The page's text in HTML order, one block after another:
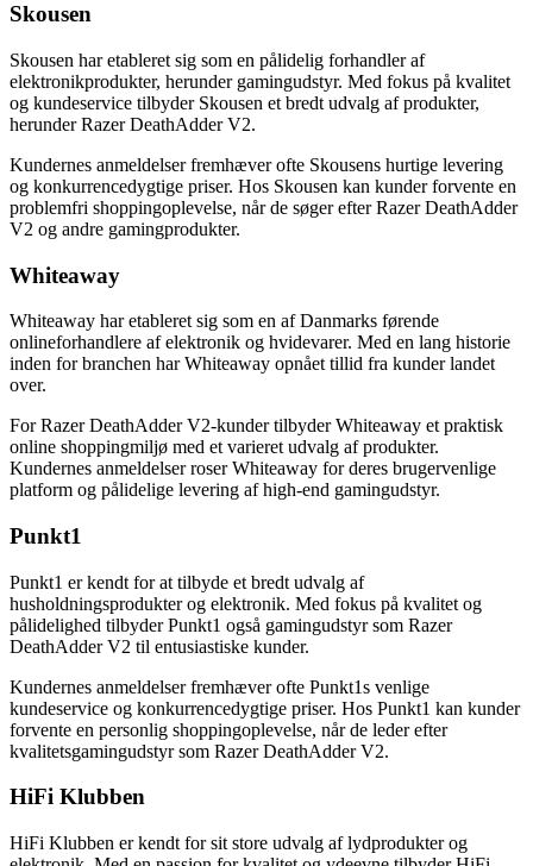
Skousen
Skousen har etableret sig som en pålidelig forhandler af
elektronikprodukter, herunder gamingudstyr. Med fokus på kvalitet
og kundeservice tilbyder Skousen et bredt udvalg af produkter,
herunder Razer DeathAdder V2.
Kundernes anmeldelser fremhæver ofte Skousens hurtige levering
og konkurrencedygtige priser. Hos Skousen kan kunder forvente en
problemfri shoppingoplevelse, når de søger efter Razer DeathAdder
V2 og andre gamingprodukter.
Whiteaway
Whiteaway har etableret sig som en af Danmarks førende
onlineforhandlere af elektronik og hvidevarer. Med en lang historie
inden for branchen har Whiteaway opnået tillid fra kunder landet
over.
For Razer DeathAdder V2-kunder tilbyder Whiteaway et praktisk
online shoppingmiljø med et varieret udvalg af produkter.
Kundernes anmeldelser roser Whiteaway for deres brugervenlige
platform og pålidelige levering af high-end gamingudstyr.
Punkt1
Punkt1 er kendt for at tilbyde et bredt udvalg af
husholdningsprodukter og elektronik. Med fokus på kvalitet og
pålidelighed tilbyder Punkt1 også gamingudstyr som Razer
DeathAdder V2 til entusiastiske kunder.
Kundernes anmeldelser fremhæver ofte Punkt1s venlige
kundeservice og konkurrencedygtige priser. Hos Punkt1 kan kunder
forvente en personlig shoppingoplevelse, når de leder efter
kvalitetsgamingudstyr som Razer DeathAdder V2.
HiFi Klubben
HiFi Klubben er kendt for sit store udvalg af lydprodukter og